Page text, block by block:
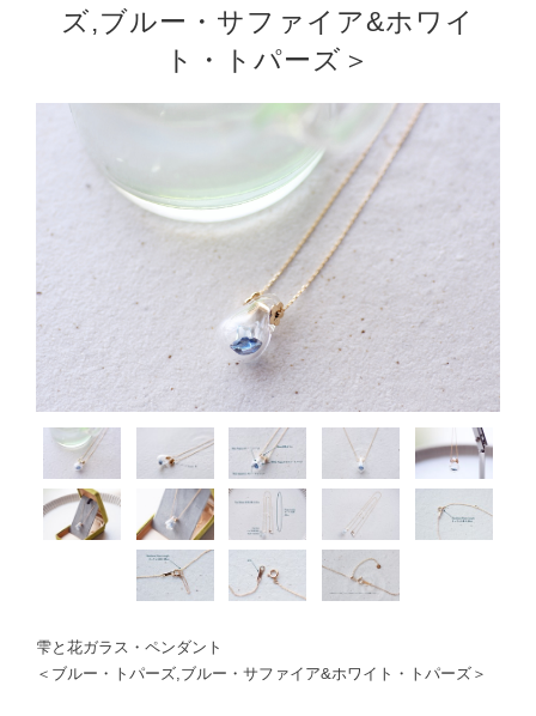
ズ,ブルー・サファイア&ホワイ
ト・トパーズ＞
雫と花ガラス・ペンダント
＜ブルー・トパーズ,ブルー・サファイア&ホワイト・トパーズ＞